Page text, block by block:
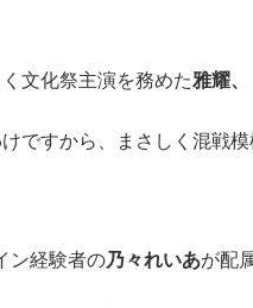
文化祭主演を務めた雅耀、
ですから、まさしく混戦
ン経験者の乃々れいあが配